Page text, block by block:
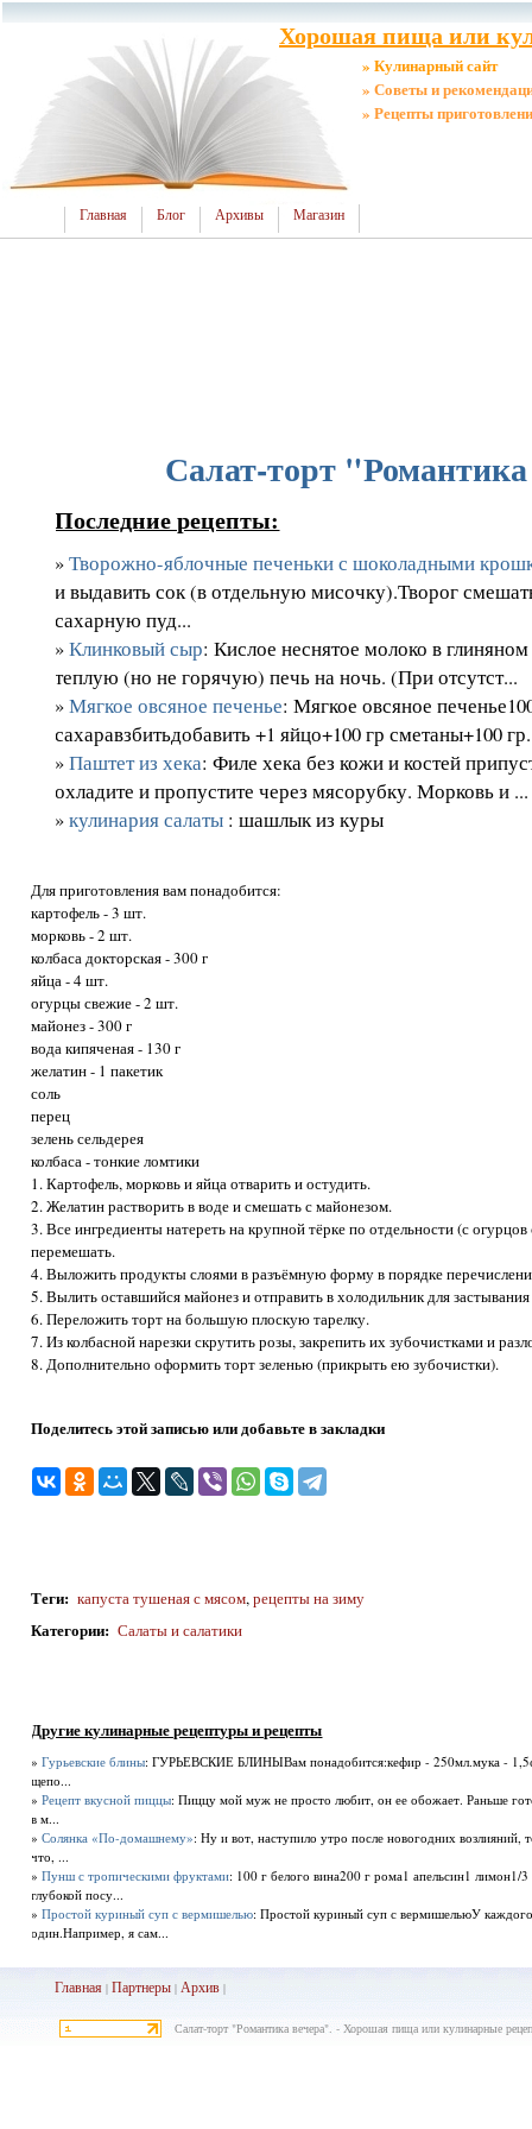
Хорошая пища или
» Кулинарный сайт
» Советы и
» Рецепты
Главная Блог Архивы Магазин
Салат-торт
Последние рецепты:
»Творожно-яблочные печеньки с шоколадными
и выдавить сок (в отдельную мисочку).Творог
сахарную пуд...
»Клинковый сыр: Кислое неснятое молоко в
теплую (но не горячую) печь на ночь. (При отсутст...
»Мягкое овсяное печенье: Мягкое овсяное
сахаравзбитьдобавить +1 яйцо+100 гр сметаны+100
»Паштет из хека: Филе хека без кожи и костей
охладите и пропустите через мясорубку. Морковь и ...
»кулинария салаты : шашлык из куры
Для приготовления вам понадобится:
картофель - 3 шт.
морковь - 2 шт.
колбаса докторская - 300 г
яйца - 4 шт.
огурцы свежие - 2 шт.
майонез - 300 г
вода кипяченая - 130 г
желатин - 1 пакетик
соль
перец
зелень сельдерея
колбаса - тонкие ломтики
1. Картофель, морковь и яйца отварить и остудить.
2. Желатин растворить в воде и смешать с майонезом.
3. Все ингредиенты натереть на крупной тёрке по отдельности (с
перемешать.
4. Выложить продукты слоями в разъёмную форму в порядке
5. Вылить оставшийся майонез и отправить в холодильник для
6. Переложить торт на большую плоскую тарелку.
7. Из колбасной нарезки скрутить розы, закрепить их зубочистками и
8. Дополнительно оформить торт зеленью (прикрыть ею зубочистки).
Поделитесь этой записью или добавьте в закладки
Теги: капуста тушеная с мясом,рецепты на зиму
Категории: Салаты и салатики
Другие кулинарные рецептуры и рецепты
»Гурьевские блины: ГУРЬЕВСКИЕ БЛИНЫВам понадобится:кефир - 250мл.мука -
щепо...
»Рецепт вкусной пиццы: Пиццу мой муж не просто любит, он ее обожает. Раньше
в м...
»Солянка «По-домашнему»: Ну и вот, наступило утро после новогодних возлияний,
что, ...
»Пунш с тропическими фруктами: 100 г белого вина200 г рома1 апельсин1 лимон1/
глубокой посу...
»Простой куриный суп с вермишелью: Простой куриный суп с вермишельюУ
один.Например, я сам...
Главная |Партнеры |Архив |
Салат-торт "Романтика вечера". - Хорошая пища или кулинарные